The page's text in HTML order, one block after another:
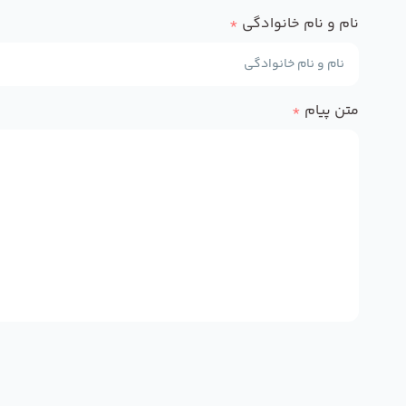
نام و نام خانوادگی *
متن پیام *